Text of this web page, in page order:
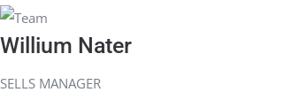
Willium Nater
SELLS MANAGER